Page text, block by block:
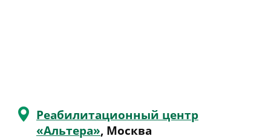
Реабилитационный центр
«Альтера», Москва